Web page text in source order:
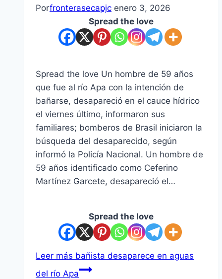
Porfronterasecapjc enero 3, 2026
Spread the love
Spread the love Un hombre de 59 años
que fue al río Apa con la intención de
bañarse, desapareció en el cauce hídrico
el viernes último, informaron sus
familiares; bomberos de Brasil iniciaron la
búsqueda del desaparecido, según
informó la Policía Nacional. Un hombre de
59 años identificado como Ceferino
Martínez Garcete, desapareció el…
Spread the love
Leer más bañista desaparece en aguas
del río Apa